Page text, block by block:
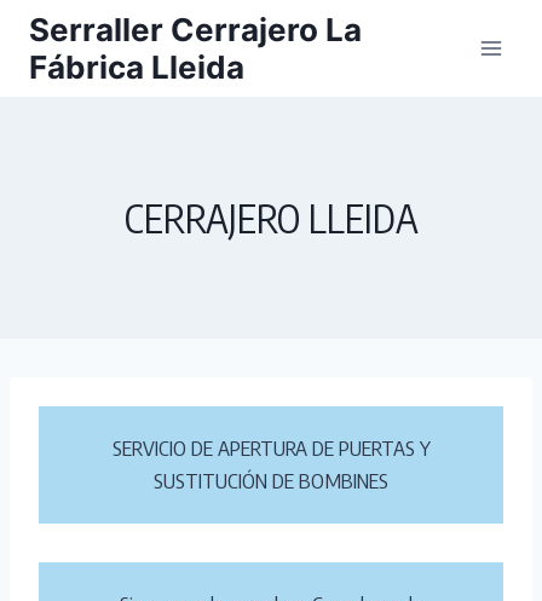
Saltar
contenido
Serraller Cerrajero La
Fábrica Lleida
CERRAJERO LLEIDA
SERVICIO DE APERTURA DE PUERTAS Y
SUSTITUCIÓN DE BOMBINES